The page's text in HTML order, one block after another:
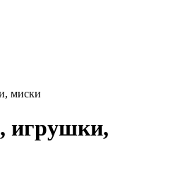
миски
игрушки,